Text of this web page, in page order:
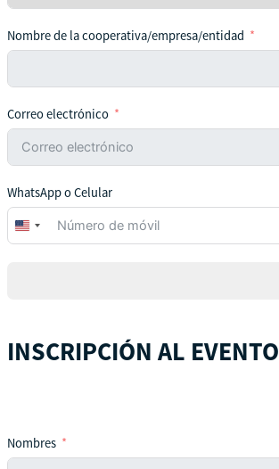
Nombre de la cooperativa/empresa/entidad
Correo electrónico
WhatsApp o Celular
United
States
INSCRIPCIÓN AL EVENTO
Nombres